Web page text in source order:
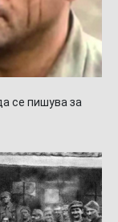
се пишува за